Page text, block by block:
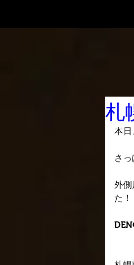
札
本日
さ
外側
た！